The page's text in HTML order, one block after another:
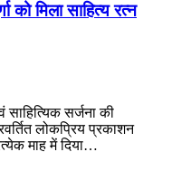
को मिला साहित्य रत्न
साहित्यिक सर्जना की
लोकप्रिय प्रकाशन
माह में दिया…